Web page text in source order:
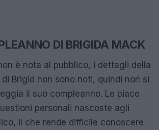
DI BRIGIDA MACK
è nota al pubblico, i dettagli della
Brigid non sono noti, quindi non si
il suo compleanno. Le piace
personali nascoste agli
il che rende difficile conoscere